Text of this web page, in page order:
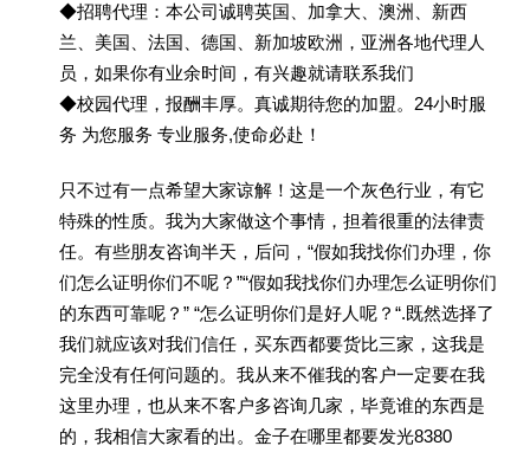
◆招聘代理：本公司诚聘英国、加拿大、澳洲、新西
兰、美国、法国、德国、新加坡欧洲，亚洲各地代理人
员，如果你有业余时间，有兴趣就请联系我们
◆校园代理，报酬丰厚。真诚期待您的加盟。24小时服
务 为您服务 专业服务,使命必赴！
只不过有一点希望大家谅解！这是一个灰色行业，有它
特殊的性质。我为大家做这个事情，担着很重的法律责
任。有些朋友咨询半天，后问，“假如我找你们办理，你
们怎么证明你们不呢？”“假如我找你们办理怎么证明你们
的东西可靠呢？” “怎么证明你们是好人呢？“.既然选择了
我们就应该对我们信任，买东西都要货比三家，这我是
完全没有任何问题的。我从来不催我的客户一定要在我
这里办理，也从来不客户多咨询几家，毕竟谁的东西是
的，我相信大家看的出。金子在哪里都要发光8380